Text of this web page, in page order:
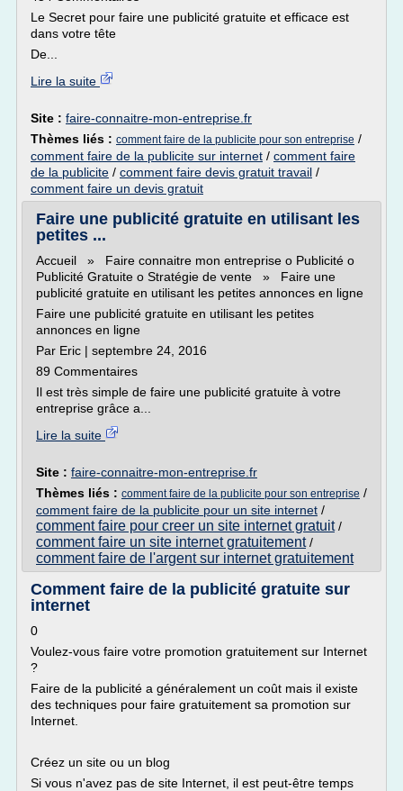
Le Secret pour faire une publicité gratuite et efficace est
dans votre tête
De...
Lire la suite
Site : faire-connaitre-mon-entreprise.fr
Thèmes liés : comment faire de la publicite pour son entreprise /
comment faire de la publicite sur internet / comment faire
de la publicite / comment faire devis gratuit travail /
comment faire un devis gratuit
Faire une publicité gratuite en utilisant les
petites ...
Accueil » Faire connaitre mon entreprise o Publicité o
Publicité Gratuite o Stratégie de vente » Faire une
publicité gratuite en utilisant les petites annonces en ligne
Faire une publicité gratuite en utilisant les petites
annonces en ligne
Par Eric | septembre 24, 2016
89 Commentaires
Il est très simple de faire une publicité gratuite à votre
entreprise grâce a...
Lire la suite
Site : faire-connaitre-mon-entreprise.fr
Thèmes liés : comment faire de la publicite pour son entreprise /
comment faire de la publicite pour un site internet /
comment faire pour creer un site internet gratuit/
comment faire un site internet gratuitement/
comment faire de l'argent sur internet gratuitement
Comment faire de la publicité gratuite sur
internet
0
Voulez-vous faire votre promotion gratuitement sur Internet
?
Faire de la publicité a généralement un coût mais il existe
des techniques pour faire gratuitement sa promotion sur
Internet.
Créez un site ou un blog
Si vous n'avez pas de site Internet, il est peut-être temps